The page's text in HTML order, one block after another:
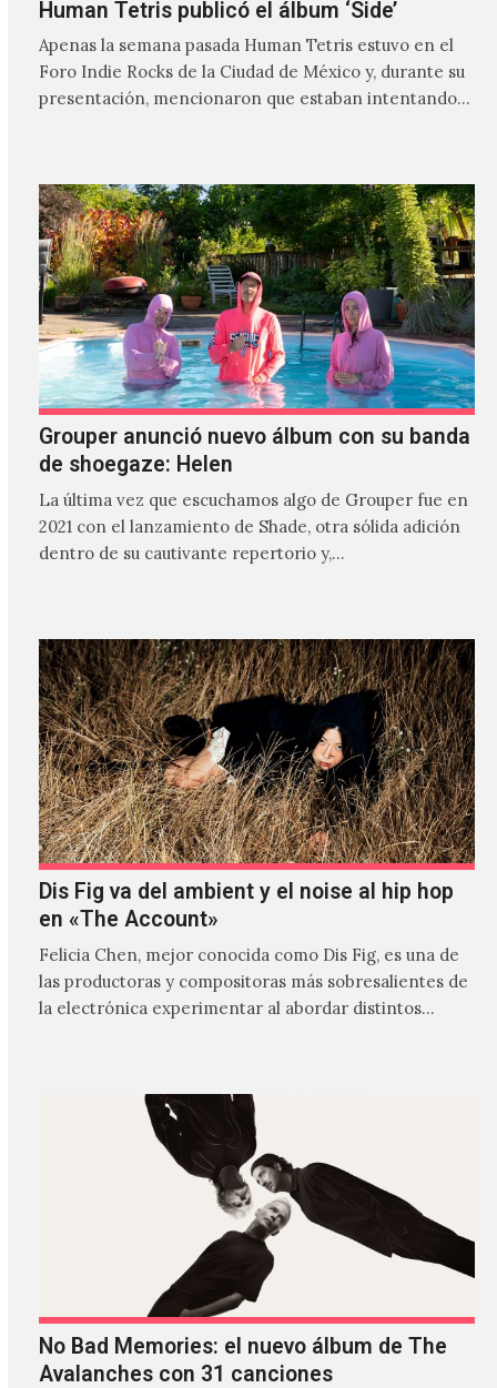
Human Tetris publicó el álbum ‘Side’
Apenas la semana pasada Human Tetris estuvo en el
Foro Indie Rocks de la Ciudad de México y, durante su
presentación, mencionaron que estaban intentando…
Grouper anunció nuevo álbum con su banda
de shoegaze: Helen
La última vez que escuchamos algo de Grouper fue en
2021 con el lanzamiento de Shade, otra sólida adición
dentro de su cautivante repertorio y,…
Dis Fig va del ambient y el noise al hip hop
en «The Account»
Felicia Chen, mejor conocida como Dis Fig, es una de
las productoras y compositoras más sobresalientes de
la electrónica experimentar al abordar distintos
No Bad Memories: el nuevo álbum de The
Avalanches con 31 canciones